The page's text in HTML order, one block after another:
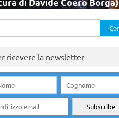
ricevere la newsletter